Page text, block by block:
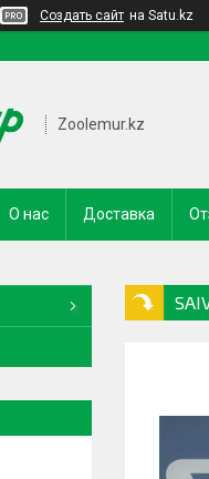
Создать сайт на Satu.kz
Zoolemur.kz
О нас Доставка